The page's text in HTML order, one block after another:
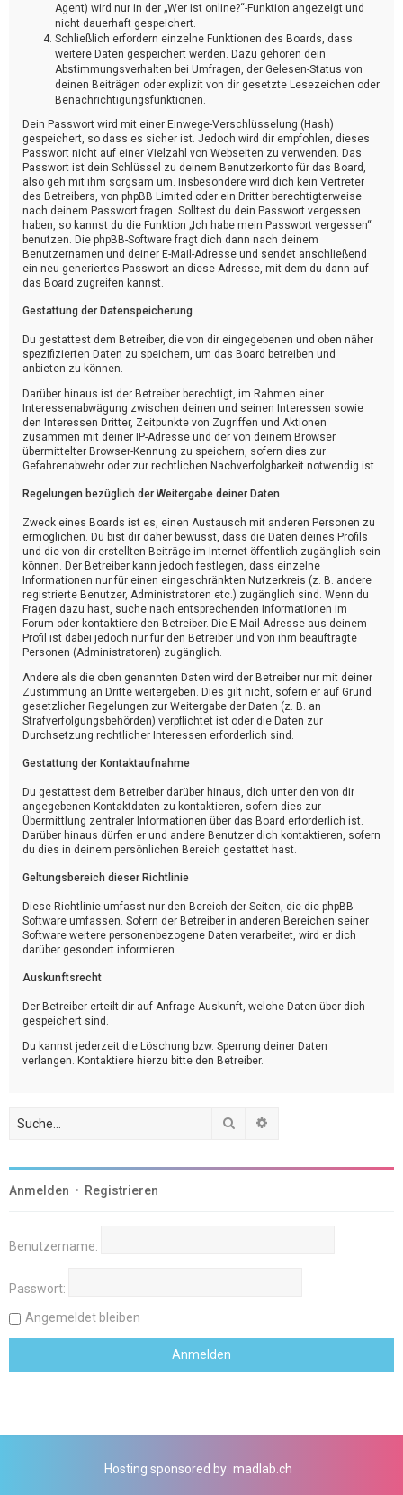
Agent) wird nur in der „Wer ist online?“-Funktion angezeigt und
nicht dauerhaft gespeichert.
Schließlich erfordern einzelne Funktionen des Boards, dass
weitere Daten gespeichert werden. Dazu gehören dein
Abstimmungsverhalten bei Umfragen, der Gelesen-Status von
deinen Beiträgen oder explizit von dir gesetzte Lesezeichen oder
Benachrichtigungsfunktionen.
Dein Passwort wird mit einer Einwege-Verschlüsselung (Hash)
gespeichert, so dass es sicher ist. Jedoch wird dir empfohlen, dieses
Passwort nicht auf einer Vielzahl von Webseiten zu verwenden. Das
Passwort ist dein Schlüssel zu deinem Benutzerkonto für das Board,
also geh mit ihm sorgsam um. Insbesondere wird dich kein Vertreter
des Betreibers, von phpBB Limited oder ein Dritter berechtigterweise
nach deinem Passwort fragen. Solltest du dein Passwort vergessen
haben, so kannst du die Funktion „Ich habe mein Passwort vergessen“
benutzen. Die phpBB-Software fragt dich dann nach deinem
Benutzernamen und deiner E-Mail-Adresse und sendet anschließend
ein neu generiertes Passwort an diese Adresse, mit dem du dann auf
das Board zugreifen kannst.
Gestattung der Datenspeicherung
Du gestattest dem Betreiber, die von dir eingegebenen und oben näher
spezifizierten Daten zu speichern, um das Board betreiben und
anbieten zu können.
Darüber hinaus ist der Betreiber berechtigt, im Rahmen einer
Interessenabwägung zwischen deinen und seinen Interessen sowie
den Interessen Dritter, Zeitpunkte von Zugriffen und Aktionen
zusammen mit deiner IP-Adresse und der von deinem Browser
übermittelter Browser-Kennung zu speichern, sofern dies zur
Gefahrenabwehr oder zur rechtlichen Nachverfolgbarkeit notwendig ist.
Regelungen bezüglich der Weitergabe deiner Daten
Zweck eines Boards ist es, einen Austausch mit anderen Personen zu
ermöglichen. Du bist dir daher bewusst, dass die Daten deines Profils
und die von dir erstellten Beiträge im Internet öffentlich zugänglich sein
können. Der Betreiber kann jedoch festlegen, dass einzelne
Informationen nur für einen eingeschränkten Nutzerkreis (z. B. andere
registrierte Benutzer, Administratoren etc.) zugänglich sind. Wenn du
Fragen dazu hast, suche nach entsprechenden Informationen im
Forum oder kontaktiere den Betreiber. Die E-Mail-Adresse aus deinem
Profil ist dabei jedoch nur für den Betreiber und von ihm beauftragte
Personen (Administratoren) zugänglich.
Andere als die oben genannten Daten wird der Betreiber nur mit deiner
Zustimmung an Dritte weitergeben. Dies gilt nicht, sofern er auf Grund
gesetzlicher Regelungen zur Weitergabe der Daten (z. B. an
Strafverfolgungsbehörden) verpflichtet ist oder die Daten zur
Durchsetzung rechtlicher Interessen erforderlich sind.
Gestattung der Kontaktaufnahme
Du gestattest dem Betreiber darüber hinaus, dich unter den von dir
angegebenen Kontaktdaten zu kontaktieren, sofern dies zur
Übermittlung zentraler Informationen über das Board erforderlich ist.
Darüber hinaus dürfen er und andere Benutzer dich kontaktieren, sofern
du dies in deinem persönlichen Bereich gestattet hast.
Geltungsbereich dieser Richtlinie
Diese Richtlinie umfasst nur den Bereich der Seiten, die die phpBB-
Software umfassen. Sofern der Betreiber in anderen Bereichen seiner
Software weitere personenbezogene Daten verarbeitet, wird er dich
darüber gesondert informieren.
Auskunftsrecht
Der Betreiber erteilt dir auf Anfrage Auskunft, welche Daten über dich
gespeichert sind.
Du kannst jederzeit die Löschung bzw. Sperrung deiner Daten
verlangen. Kontaktiere hierzu bitte den Betreiber.
Suche
Anmelden • Registrieren
Benutzername:
Passwort:
Angemeldet bleiben
Hosting sponsored by madlab.ch